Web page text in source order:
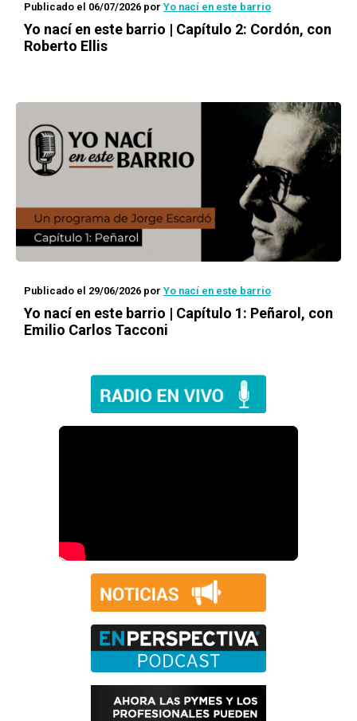
Publicado el 06/07/2026 por Yo nací en este barrio
Yo nací en este barrio | Capítulo 2: Cordón, con
Roberto Ellis
Publicado el 29/06/2026 por Yo nací en este barrio
Yo nací en este barrio | Capítulo 1: Peñarol, con
Emilio Carlos Tacconi